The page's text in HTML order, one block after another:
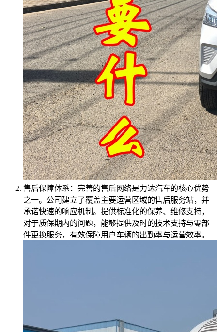
售后保障体系：完善的售后网络是力达汽车的核心优势
之一。公司建立了覆盖主要运营区域的售后服务站，并
承诺快速的响应机制。提供标准化的保养、维修支持，
对于质保期内的问题，能够提供及时的技术支持与零部
件更换服务，有效保障用户车辆的出勤率与运营效率。